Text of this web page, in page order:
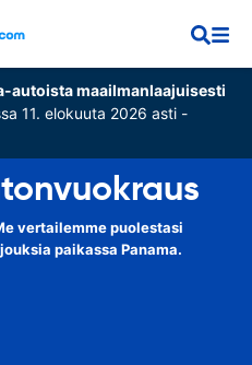
autoista maailmanlaajuisesti
11. elokuuta 2026 asti -
vertailemme puolestasi
paikassa Panama.